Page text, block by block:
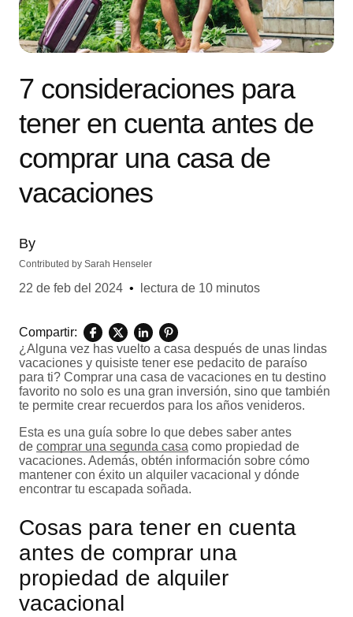
7 consideraciones para
tener en cuenta antes de
comprar una casa de
vacaciones
By
Contributed by Sarah Henseler
22 de feb del 2024 • lectura de 10 minutos
Compartir:
¿Alguna vez has vuelto a casa después de unas lindas
vacaciones y quisiste tener ese pedacito de paraíso
para ti? Comprar una casa de vacaciones en tu destino
favorito no solo es una gran inversión, sino que también
te permite crear recuerdos para los años venideros.
Esta es una guía sobre lo que debes saber antes
de comprar una segunda casa como propiedad de
vacaciones. Además, obtén información sobre cómo
mantener con éxito un alquiler vacacional y dónde
encontrar tu escapada soñada.
Cosas para tener en cuenta
antes de comprar una
propiedad de alquiler
vacacional